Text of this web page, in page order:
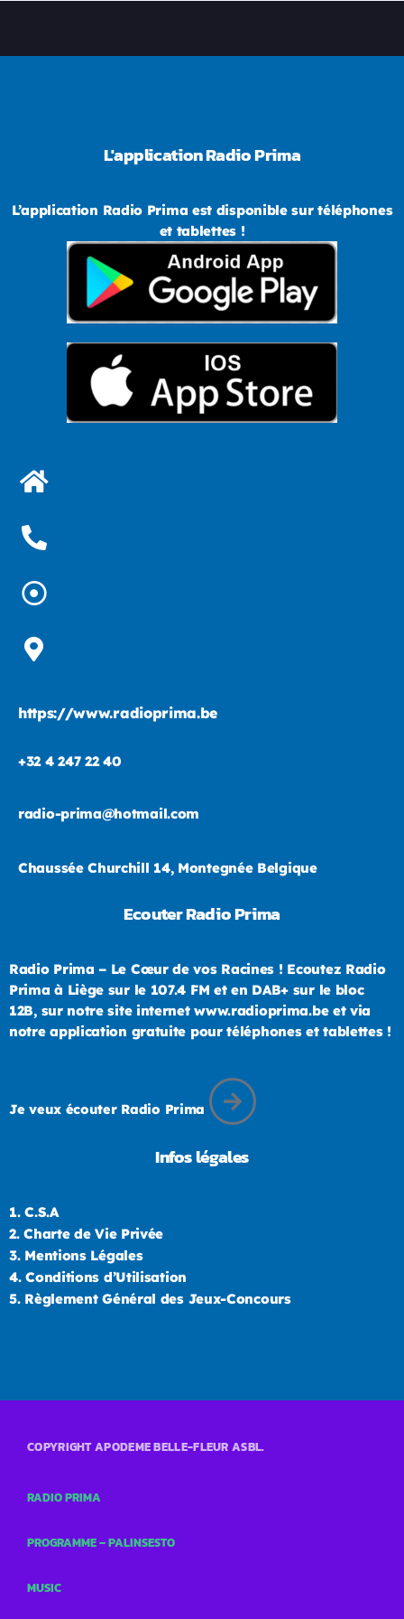
seulement sur Radio Prima.
L'application Radio Prima
L’application Radio Prima est disponible sur téléphones
et tablettes !
https://www.radioprima.be
+32 4 247 22 40
radio-prima@hotmail.com
Chaussée Churchill 14, Montegnée Belgique
Ecouter Radio Prima
Radio Prima – Le Cœur de vos Racines ! Ecoutez Radio
Prima à Liège sur le 107.4 FM et en DAB+ sur le bloc
12B, sur notre site internet www.radioprima.be et via
notre application gratuite pour téléphones et tablettes !
Je veux écouter Radio Prima
Infos légales
1. C.S.A
2. Charte de Vie Privée
3. Mentions Légales
4. Conditions d’Utilisation
5. Règlement Général des Jeux-Concours
COPYRIGHT APODEME BELLE-FLEUR ASBL.
RADIO PRIMA
PROGRAMME – PALINSESTO
MUSIC